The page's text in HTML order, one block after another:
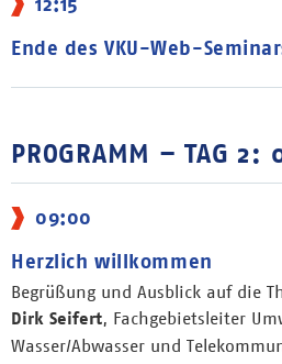
Ende des VKU-Web-
PROGRAMM – TAG
09:00
Herzlich willkommen
Begrüßung und Ausblick auf die
Dirk Seifert, Fachgebietsleiter
Wasser/Abwasser und